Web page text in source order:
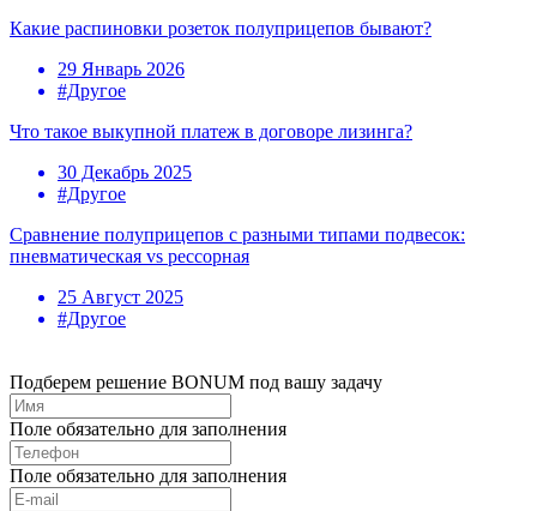
Какие распиновки розеток полуприцепов бывают?
29 Январь 2026
#Другое
Что такое выкупной платеж в договоре лизинга?
30 Декабрь 2025
#Другое
Сравнение полуприцепов с разными типами подвесок:
пневматическая vs рессорная
25 Август 2025
#Другое
Подберем решение BONUM под вашу задачу
Поле обязательно для заполнения
Поле обязательно для заполнения